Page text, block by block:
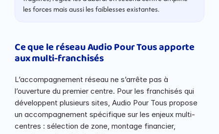
les forces mais aussi les faiblesses existantes.
Ce que le réseau Audio Pour Tous apporte
aux multi-franchisés
L’accompagnement réseau ne s’arrête pas à
l’ouverture du premier centre. Pour les franchisés qui
développent plusieurs sites, Audio Pour Tous propose
un accompagnement spécifique sur les enjeux multi-
centres : sélection de zone, montage financier,